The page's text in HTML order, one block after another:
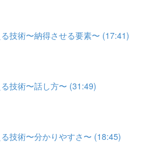
技術〜納得させる要素〜 (17:41)
技術〜話し方〜 (31:49)
技術〜分かりやすさ〜 (18:45)